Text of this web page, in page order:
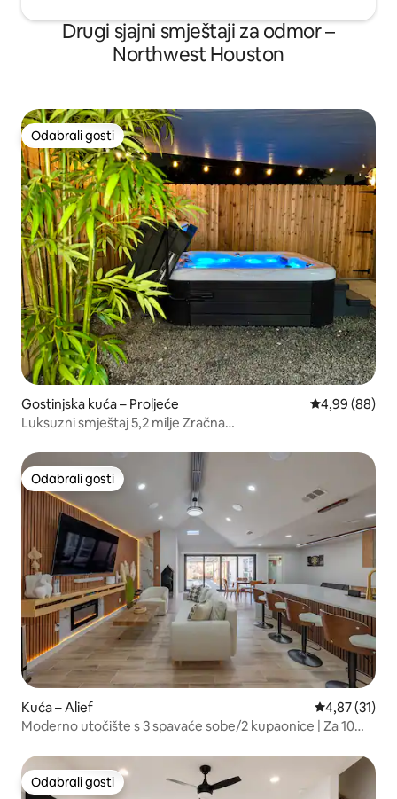
Drugi sjajni smještaji za odmor –
Northwest Houston
Odabrali gosti
Odabrali gosti
Gostinjska kuća – Proljeće Prosječna
4,99 (88)
Luksuzni smještaj 5,2 milje Zračna
Odabrali gosti
Odabrali gosti
Kuća – Alief Prosječna
4,87 (31)
Moderno utočište s 3 spavaće sobe/2 kupaonice | Za 10
Odabrali gosti
Odabrali gosti